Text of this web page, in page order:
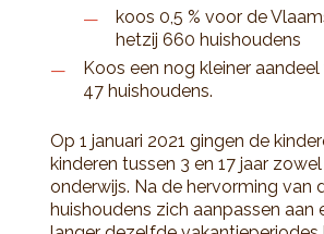
koos 0,5 % voor de
hetzij 660 huishoudens
Koos een nog kleiner
47 huishoudens.
Op 1 januari 2021 gingen de
kinderen tussen 3 en 17 jaar
onderwijs. Na de hervorming
huishoudens zich aanpassen aan